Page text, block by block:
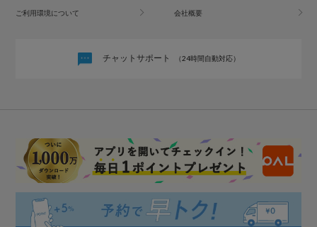
ご利用環境について 会社概要
チャットサポート （24時間自動対応）